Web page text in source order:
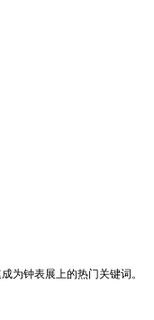
为钟表展上的热门关键词。